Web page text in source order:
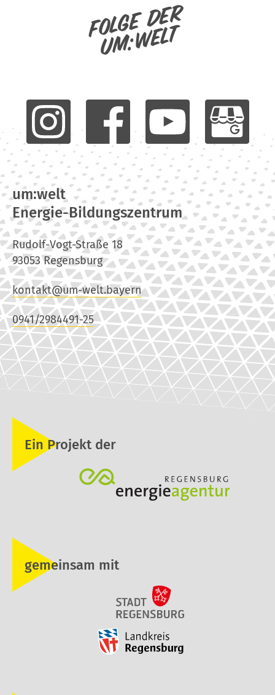
Folge der
um:welt
um:welt
Energie-Bildungszentrum
Rudolf-Vogt-Straße 18
93053 Regensburg
kontakt@um-welt.bayern
0941/2984491-25
Ein Projekt der
gemeinsam mit